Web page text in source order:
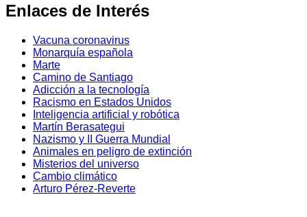
Enlaces de Interés
Vacuna coronavirus
Monarquía española
Marte
Camino de Santiago
Adicción a la tecnología
Racismo en Estados Unidos
Inteligencia artificial y robótica
Martín Berasategui
Nazismo y II Guerra Mundial
Animales en peligro de extinción
Misterios del universo
Cambio climático
Arturo Pérez-Reverte